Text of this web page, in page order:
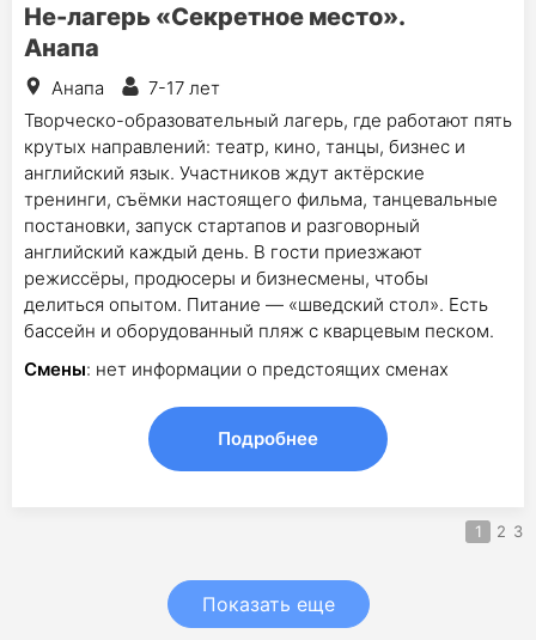
Не-лагерь «Секретное место».
Анапа
Анапа
7-17 лет
Творческо-образовательный лагерь, где работают пять
крутых направлений: театр, кино, танцы, бизнес и
английский язык. Участников ждут актёрские
тренинги, съёмки настоящего фильма, танцевальные
постановки, запуск стартапов и разговорный
английский каждый день. В гости приезжают
режиссёры, продюсеры и бизнесмены, чтобы
делиться опытом. Питание — «шведский стол». Есть
бассейн и оборудованный пляж с кварцевым песком.
Смены: нет информации о предстоящих сменах
Подробнее
1 2 3
Показать еще